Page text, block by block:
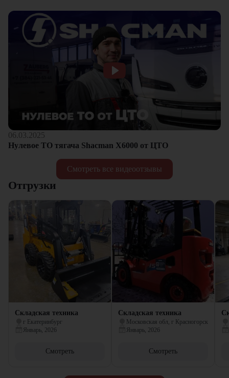
Смотреть все видеоотзывы
06.03.2025
Нулевое ТО тягача Shacman Х6000 от ЦТО
Отгрузки
Складская техника
г Екатеринбург
Январь, 2026
Смотреть
Складская техника
Московская обл, г Красногорск
Январь, 2026
Смотреть